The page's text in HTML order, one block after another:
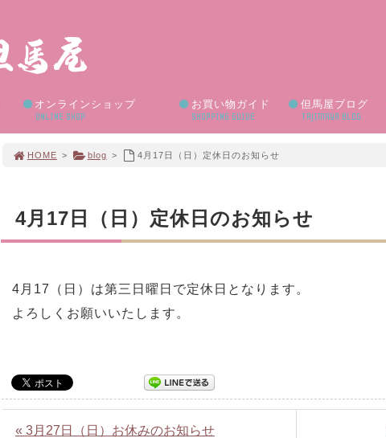
オンラインショップ
ONLINE SHOP
お買い物ガイド
SHOPPING GUIDE
但馬屋ブログ
TAJIMAYA BLOG
HOME > blog > 4月17日（日）定休日のお知らせ
4月17日（日）定休日のお知らせ
4月17（日）は第三日曜日で定休日となります。
よろしくお願いいたします。
« 3月27日（日）お休みのお知らせ